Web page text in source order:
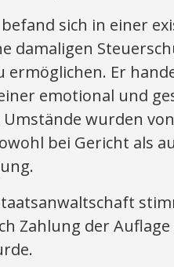
sich in einer
damaligen
ermöglichen. Er
emotional und
Umstände wurden
bei Gericht als
Zahlung der